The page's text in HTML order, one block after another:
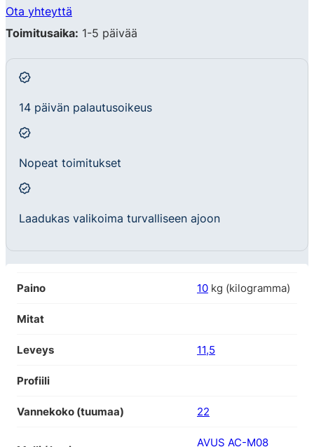
Ota yhteyttä
Toimitusaika: 1-5 päivää
14 päivän palautusoikeus
Nopeat toimitukset
Laadukas valikoima turvalliseen ajoon
Paino 10 kg (kilogramma)
Mitat
Leveys 11,5
Profiili
Vannekoko (tuumaa) 22
AVUS AC-M08